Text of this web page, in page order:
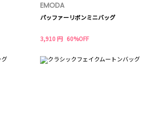
EMODA
パッファーリボンミニバッグ
3,910 円 60%OFF